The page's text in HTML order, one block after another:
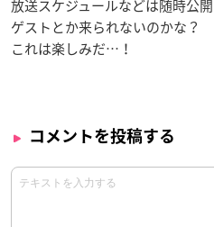
放送スケジュールなどは随時公
ゲストとか来られないのかな？
これは楽しみだ…！
コメントを投稿する